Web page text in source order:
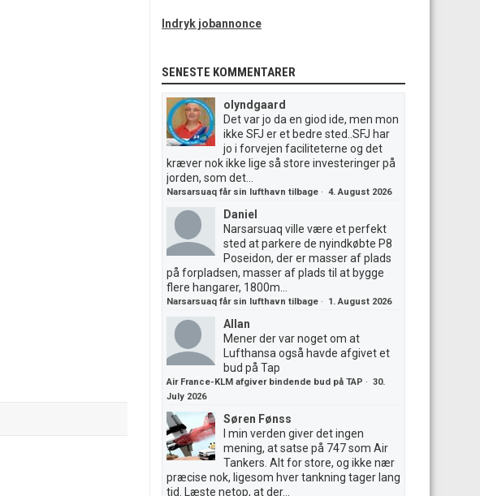
Indryk jobannonce
SENESTE KOMMENTARER
olyndgaard
Det var jo da en giod ide, men mon
ikke SFJ er et bedre sted..SFJ har
jo i forvejen faciliteterne og det
kræver nok ikke lige så store investeringer på
jorden, som det...
Narsarsuaq får sin lufthavn tilbage · 4. August 2026
Daniel
Narsarsuaq ville være et perfekt
sted at parkere de nyindkøbte P8
Poseidon, der er masser af plads
på forpladsen, masser af plads til at bygge
flere hangarer, 1800m...
Narsarsuaq får sin lufthavn tilbage · 1. August 2026
Allan
Mener der var noget om at
Lufthansa også havde afgivet et
bud på Tap
Air France-KLM afgiver bindende bud på TAP · 30.
July 2026
Søren Fønss
I min verden giver det ingen
mening, at satse på 747 som Air
Tankers. Alt for store, og ikke nær
præcise nok, ligesom hver tankning tager lang
tid. Læste netop, at der...